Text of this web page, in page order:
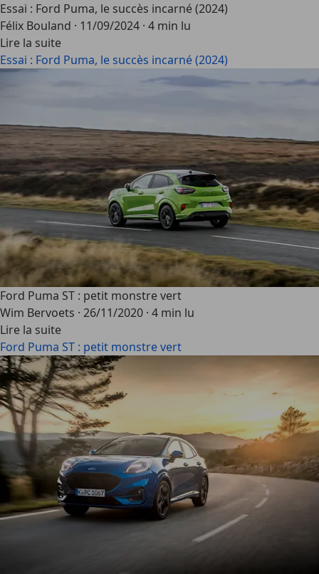
Essai : Ford Puma, le succès incarné (2024)
Félix Bouland · 11/09/2024 · 4 min lu
Lire la suite
Essai : Ford Puma, le succès incarné (2024)
Ford Puma ST : petit monstre vert
Wim Bervoets · 26/11/2020 · 4 min lu
Lire la suite
Ford Puma ST : petit monstre vert